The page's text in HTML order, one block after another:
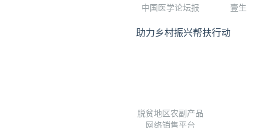
中国医学论坛报 壹生
助力乡村振兴帮扶行动
脱贫地区农副产品
网络销售平台